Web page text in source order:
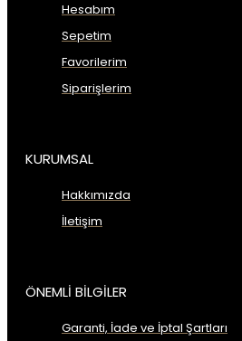
Hesabım
Sepetim
Favorilerim
Siparişlerim
KURUMSAL
Hakkımızda
İletişim
ÖNEMLİ BİLGİLER
Garanti, İade ve İptal Şartları